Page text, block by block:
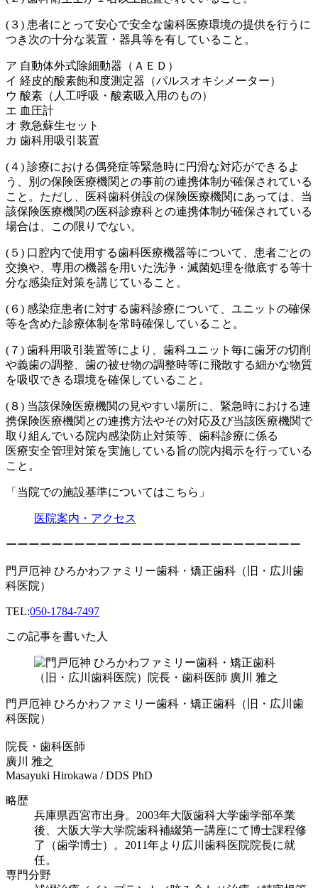
(３) 患者にとって安心で安全な歯科医療環境の提供を行うに
つき次の十分な装置・器具等を有していること。
ア 自動体外式除細動器（ＡＥＤ）
イ 経皮的酸素飽和度測定器（パルスオキシメーター）
ウ 酸素（人工呼吸・酸素吸入用のもの）
エ 血圧計
オ 救急蘇生セット
カ 歯科用吸引装置
(４) 診療における偶発症等緊急時に円滑な対応ができるよ
う、別の保険医療機関との事前の連携体制が確保されている
こと。ただし、医科歯科併設の保険医療機関にあっては、当
該保険医療機関の医科診療科との連携体制が確保されている
場合は、この限りでない。
(５) 口腔内で使用する歯科医療機器等について、患者ごとの
交換や、専用の機器を用いた洗浄・滅菌処理を徹底する等十
分な感染症対策を講じていること。
(６) 感染症患者に対する歯科診療について、ユニットの確保
等を含めた診療体制を常時確保していること。
(７) 歯科用吸引装置等により、歯科ユニット毎に歯牙の切削
や義歯の調整、歯の被せ物の調整時等に飛散する細かな物質
を吸収できる環境を確保していること。
(８) 当該保険医療機関の見やすい場所に、緊急時における連
携保険医療機関との連携方法やその対応及び当該医療機関で
取り組んでいる院内感染防止対策等、歯科診療に係る
医療安全管理対策を実施している旨の院内掲示を行っている
こと。
「当院での施設基準についてはこちら」
医院案内・アクセス
ーーーーーーーーーーーーーーーーーーーーーーーーーー
門戸厄神 ひろかわファミリー歯科・矯正歯科（旧・広川歯
科医院）
TEL:050-1784-7497
この記事を書いた人
門戸厄神 ひろかわファミリー歯科・矯正歯科（旧・広川歯
科医院）
院長・歯科医師
廣川 雅之
Masayuki Hirokawa / DDS PhD
略歴
兵庫県西宮市出身。2003年大阪歯科大学歯学部卒業
後、大阪大学大学院歯科補綴第一講座にて博士課程修
了（歯学博士）。2011年より広川歯科医院院長に就
任。
専門分野